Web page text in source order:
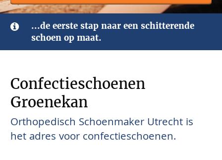
...de eerste stap naar een schitterende
schoen op maat.
Confectieschoenen
Groenekan
Orthopedisch Schoenmaker Utrecht is
het adres voor confectieschoenen.